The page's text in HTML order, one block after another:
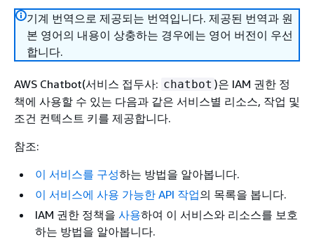
기계 번역으로 제공되는 번역입니다. 제공된 번역과 원
본 영어의 내용이 상충하는 경우에는 영어 버전이 우선
합니다.
AWS Chatbot(서비스 접두사: chatbot )은 IAM 권한 정
책에 사용할 수 있는 다음과 같은 서비스별 리소스, 작업 및
조건 컨텍스트 키를 제공합니다.
참조:
이 서비스를 구성하는 방법을 알아봅니다.
이 서비스에 사용 가능한 API 작업의 목록을 봅니다.
IAM 권한 정책을 사용하여 이 서비스와 리소스를 보호
하는 방법을 알아봅니다.